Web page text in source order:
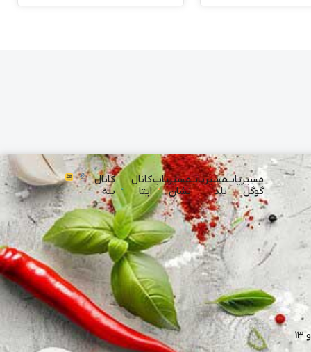
مسیریاب
گوگل
مسیریاب
بلد
مسیریاب
نشان
کانال
ایتا
کانال
بله